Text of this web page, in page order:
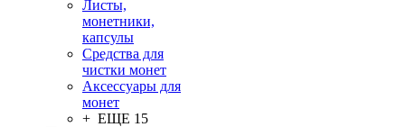
Листы,
монетники,
капсулы
Средства для
чистки монет
Аксессуары для
монет
+ ЕЩЕ 15